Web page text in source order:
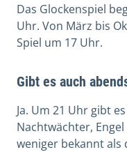
Das Glockenspiel
Uhr. Von März bis
Spiel um 17 Uhr.
Gibt es auch
Ja. Um 21 Uhr gibt
Nachtwächter,
weniger bekannt als